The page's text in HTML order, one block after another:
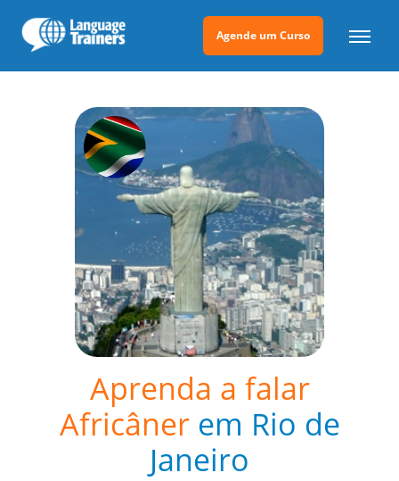
Agende um Curso
Aprenda a falar
Africânerem Rio de
Janeiro